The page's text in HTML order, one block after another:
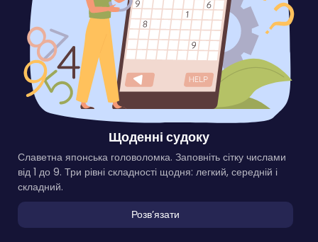
Щоденні судоку
Славетна японська головоломка. Заповніть сітку числами
від 1 до 9. Три рівні складності щодня: легкий, середній і
складний.
Розвʼязати